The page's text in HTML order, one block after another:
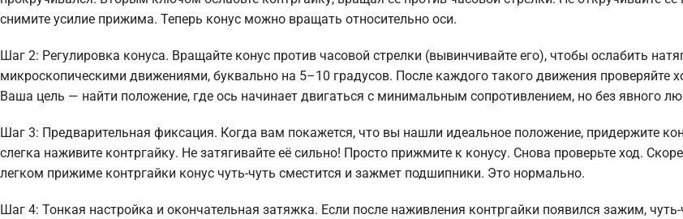
снимите усилие прижима. Теперь конус можно вращать относительно оси.
Шаг 2: Регулировка конуса. Вращайте конус против часовой стрелки (вывинчивайте его), чтобы ослабить
микроскопическими движениями, буквально на 5–10 градусов. После каждого такого движения проверяйте
Ваша цель — найти положение, где ось начинает двигаться с минимальным сопротивлением, но без явного
Шаг 3: Предварительная фиксация. Когда вам покажется, что вы нашли идеальное положение, придержите
слегка наживите контргайку. Не затягивайте её сильно! Просто прижмите к конусу. Снова проверьте ход.
легком прижиме контргайки конус чуть-чуть сместится и зажмет подшипники. Это нормально.
Шаг 4: Тонкая настройка и окончательная затяжка. Если после наживления контргайки появился зажим, чуть-